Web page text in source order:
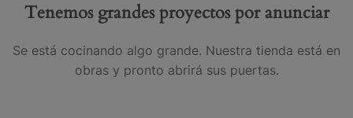
Tenemos grandes proyectos por anunciar
Se está cocinando algo grande. Nuestra tienda está en
obras y pronto abrirá sus puertas.